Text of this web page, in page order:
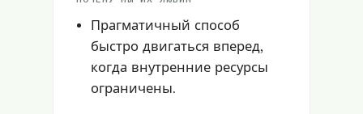
Прагматичный способ
быстро двигаться вперед,
когда внутренние ресурсы
ограничены.